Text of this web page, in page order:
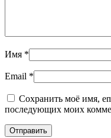
Имя *
Email *
Сохранить моё имя,
последующих моих